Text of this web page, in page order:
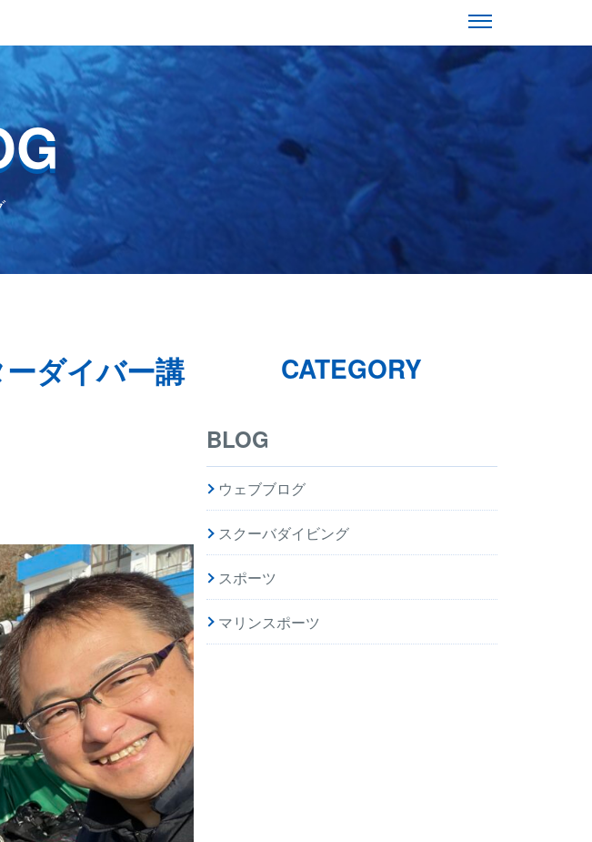
ダイバー講
CATEGORY
BLOG
ウェブブログ
スクーバダイビング
スポーツ
マリンスポーツ